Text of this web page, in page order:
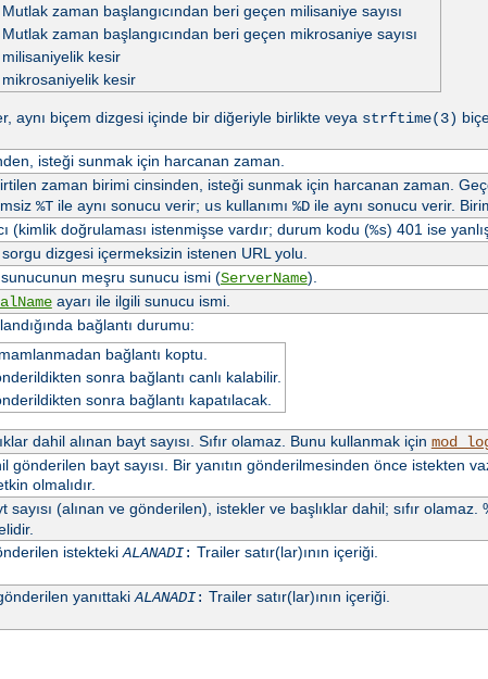
Mutlak zaman başlangıcından beri geçen milisaniye sayısı
Mutlak zaman başlangıcından beri geçen mikrosaniye sayısı
milisaniyelik kesir
mikrosaniyelik kesir
aynı biçem dizgesi içinde bir diğeriyle birlikte veya strftime(3)
isteği sunmak için harcanan zaman.
zaman birimi cinsinden, isteği sunmak için harcanan zaman.
%Tile aynı sonucu verir; uskullanımı %Dile aynı sonucu verir.
(kimlik doğrulaması istenmişse vardır; durum kodu (%s) 401 ise
dizgesi içermeksizin istenen URL yolu.
meşru sunucu ismi (ServerName).
ayarı ile ilgili sunucu ismi.
bağlantı durumu:
bağlantı koptu.
sonra bağlantı canlı kalabilir.
sonra bağlantı kapatılacak.
dahil alınan bayt sayısı. Sıfır olamaz. Bunu kullanmak için
gönderilen bayt sayısı. Bir yanıtın gönderilmesinden önce istekten
olmalıdır.
sayısı (alınan ve gönderilen), istekler ve başlıklar dahil; sıfır
istekteki ALANADI: Trailer satır(lar)ının içeriği.
yanıttaki ALANADI: Trailer satır(lar)ının içeriği.